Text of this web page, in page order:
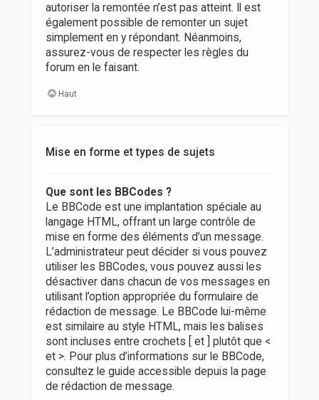
autoriser la remontée n’est pas atteint. Il est
également possible de remonter un sujet
simplement en y répondant. Néanmoins,
assurez-vous de respecter les règles du
forum en le faisant.
Haut
Mise en forme et types de sujets
Que sont les BBCodes ?
Le BBCode est une implantation spéciale au
langage HTML, offrant un large contrôle de
mise en forme des éléments d’un message.
L’administrateur peut décider si vous pouvez
utiliser les BBCodes, vous pouvez aussi les
désactiver dans chacun de vos messages en
utilisant l’option appropriée du formulaire de
rédaction de message. Le BBCode lui-même
est similaire au style HTML, mais les balises
sont incluses entre crochets [ et ] plutôt que <
et >. Pour plus d’informations sur le BBCode,
consultez le guide accessible depuis la page
de rédaction de message.